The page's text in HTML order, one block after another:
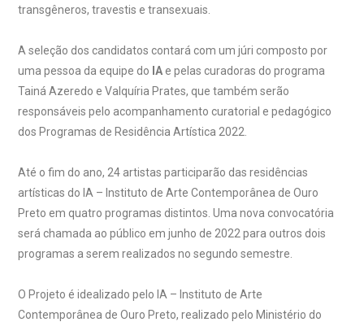
transgêneros, travestis e transexuais.
A seleção dos candidatos contará com um júri composto por
uma pessoa da equipe do IAe pelas curadoras do programa
Tainá Azeredo e Valquíria Prates, que também serão
responsáveis pelo acompanhamento curatorial e pedagógico
dos Programas de Residência Artística 2022.
Até o fim do ano, 24 artistas participarão das residências
artísticas do IA – Instituto de Arte Contemporânea de Ouro
Preto em quatro programas distintos. Uma nova convocatória
será chamada ao público em junho de 2022 para outros dois
programas a serem realizados no segundo semestre.
O Projeto é idealizado pelo IA – Instituto de Arte
Contemporânea de Ouro Preto, realizado pelo Ministério do